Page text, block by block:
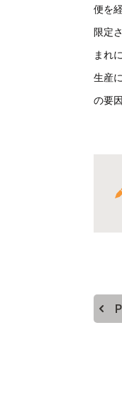
便を
限定
まれ
生産
の要